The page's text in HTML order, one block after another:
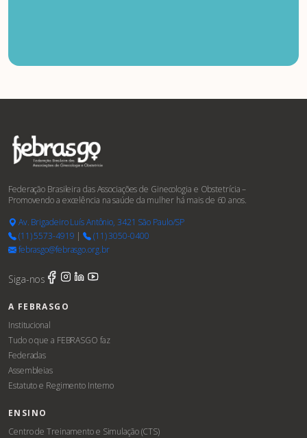
Federação Brasileira das Associações de Ginecologia e Obstetrícia –
Promovendo a excelência na saúde da mulher há mais de 60 anos.
Av. Brigadeiro Luís Antônio, 3421 São Paulo/SP
(11) 5573-4919 |
(11) 3050-0400
febrasgo@febrasgo.org.br
Siga-nos
A FEBRASGO
Institucional
Tudo o que a FEBRASGO faz
Federadas
Assembleias
Estatuto e Regimento Interno
ENSINO
Centro de Treinamento e Simulação (CTS)